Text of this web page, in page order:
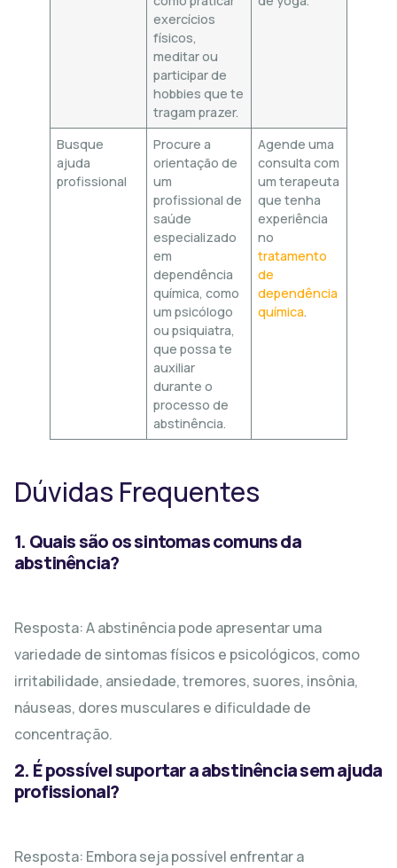
exercícios
físicos,
meditar ou
participar de
hobbies que te
tragam prazer.
Busque
ajuda
profissional
Procure a
orientação de
um
profissional de
saúde
especializado
em
dependência
química, como
um psicólogo
ou psiquiatra,
que possa te
auxiliar
durante o
processo de
abstinência.
Agende uma
consulta com
um terapeuta
que tenha
experiência
no
tratamento
de
dependência
química.
Dúvidas Frequentes
1. Quais são os sintomas comuns da
abstinência?
Resposta: A abstinência pode apresentar uma
variedade de sintomas físicos e psicológicos, como
irritabilidade, ansiedade, tremores, suores, insônia,
náuseas, dores musculares e dificuldade de
concentração.
2. É possível suportar a abstinência sem ajuda
profissional?
Resposta: Embora seja possível enfrentar a